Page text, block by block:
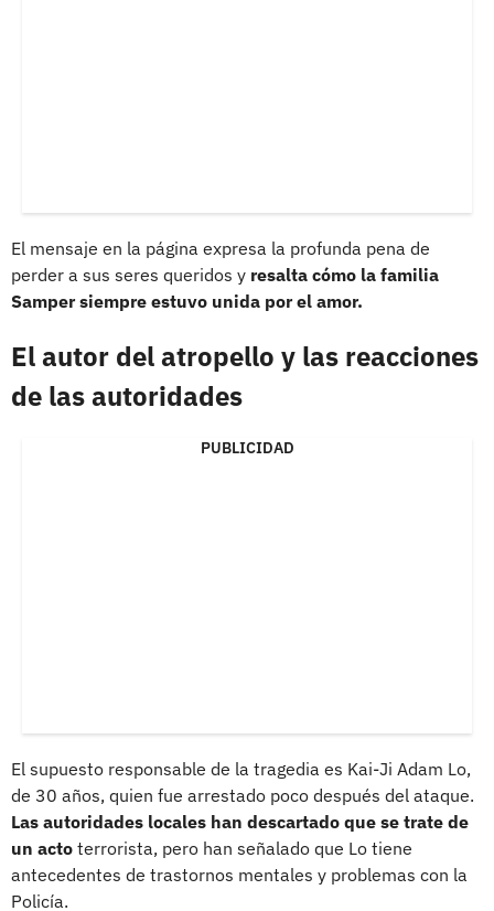
El mensaje en la página expresa la profunda pena de
perder a sus seres queridos y resalta cómo la familia
Samper siempre estuvo unida por el amor.
El autor del atropello y las reacciones
de las autoridades
PUBLICIDAD
El supuesto responsable de la tragedia es Kai-Ji Adam Lo,
de 30 años, quien fue arrestado poco después del ataque.
Las autoridades locales han descartado que se trate de
un acto terrorista, pero han señalado que Lo tiene
antecedentes de trastornos mentales y problemas con la
Policía.